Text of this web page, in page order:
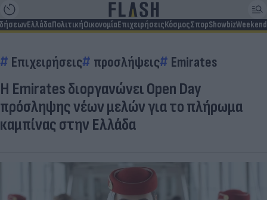
ΕλλάδαΠολιτικήΟικονομίαΕπιχειρήσειςΚόσμοςΣπορShowbizWeekend
Επιχειρήσεις προσλήψεις Emirates
Η Emirates διοργανώνει Open Day
πρόσληψης νέων μελών για το πλήρωμα
καμπίνας στην Ελλάδα